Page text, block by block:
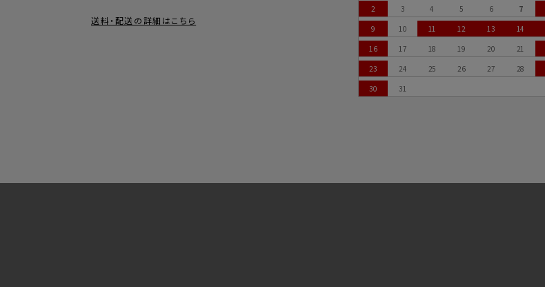
送料・配送の詳細はこちら
2
3 4 5 6 7
9
10 11 12 13 14
16
17 18 19 20 21
23
24 25 26 27 28
30
31